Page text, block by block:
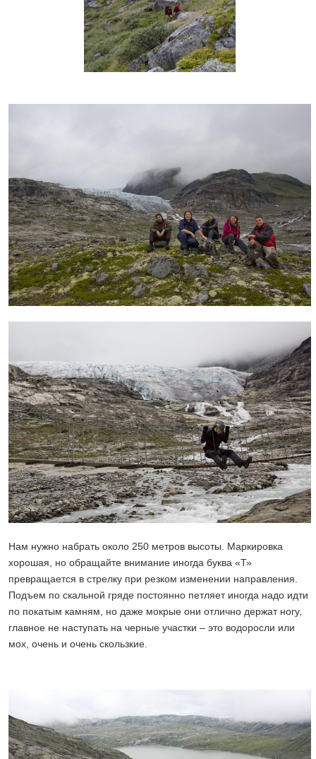
Нам нужно набрать около 250 метров высоты. Маркировка
хорошая, но обращайте внимание иногда буква «Т»
превращается в стрелку при резком изменении направления.
Подъем по скальной гряде постоянно петляет иногда надо идти
по покатым камням, но даже мокрые они отлично держат ногу,
главное не наступать на черные участки – это водоросли или
мох, очень и очень скользкие.